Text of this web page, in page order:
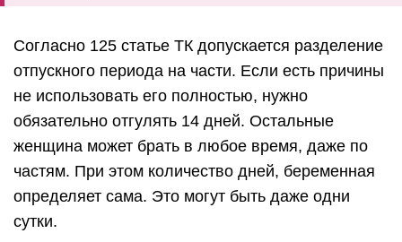
Согласно 125 статье ТК допускается разделение
отпускного периода на части. Если есть причины
не использовать его полностью, нужно
обязательно отгулять 14 дней. Остальные
женщина может брать в любое время, даже по
частям. При этом количество дней, беременная
определяет сама. Это могут быть даже одни
сутки.